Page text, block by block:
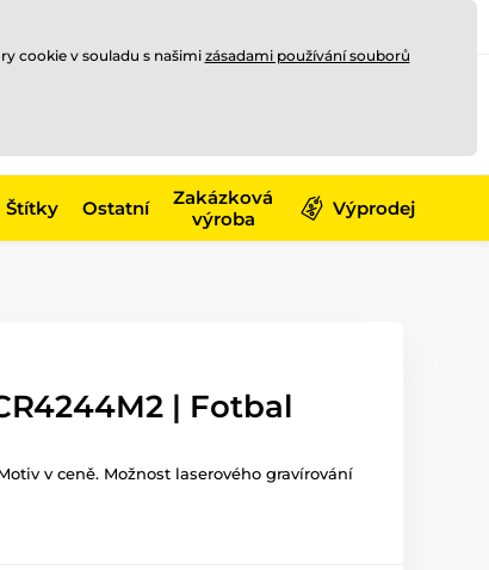
Štítky Ostatní
Zakázková
výroba
Výprodej
| Fotbal
v ceně. Možnost laserového gravírování
cookie v souladu s našimi zásadami používání souborů